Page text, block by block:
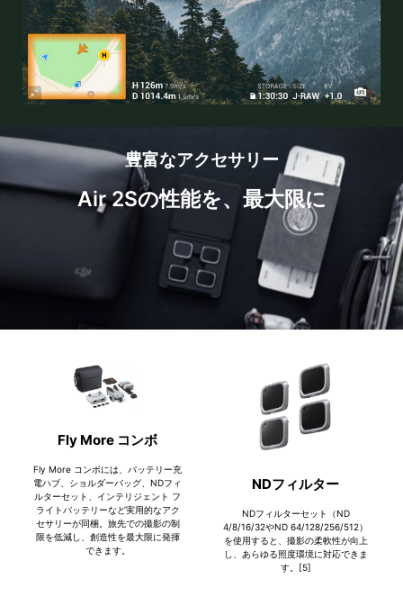
豊富なアクセサリー
Air 2Sの性能を、最大限に
Fly More コンボ
Fly More コンボには、バッテリー充
電ハブ、ショルダーバッグ、NDフィ
ルターセット、インテリジェント フ
ライトバッテリーなど実用的なアク
セサリーが同梱。旅先での撮影の制
限を低減し、創造性を最大限に発揮
できます。
NDフィルター
NDフィルターセット（ND
4/8/16/32やND 64/128/256/512）
を使用すると、撮影の柔軟性が向上
し、あらゆる照度環境に対応できま
す。[5]